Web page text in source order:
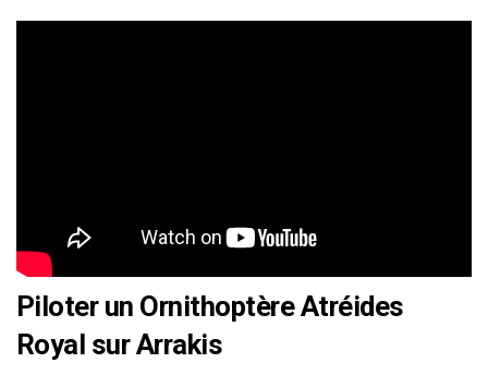
Piloter un Ornithoptère Atréides
Royal sur Arrakis